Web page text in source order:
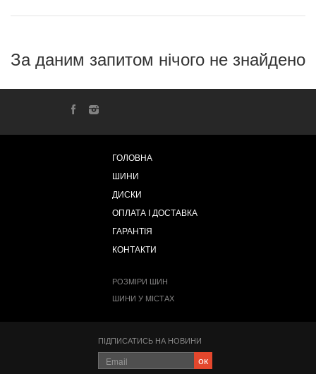
За даним запитом нічого не знайдено
ГОЛОВНА
ШИНИ
ДИСКИ
ОПЛАТА І ДОСТАВКА
ГАРАНТІЯ
КОНТАКТИ
РОЗМІРИ ШИН
ШИНИ У МІСТАХ
ПІДПИСАТИСЬ НА НОВИНИ
ок